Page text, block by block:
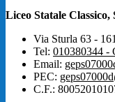
Liceo Statale
Via Sturla 63 -
Tel: 010380344 -
Email:
PEC:
C.F.: